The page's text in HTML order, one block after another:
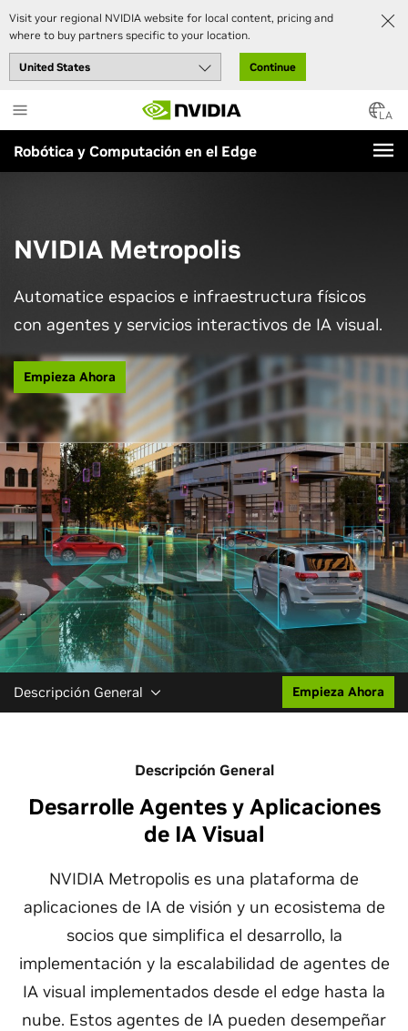
Visit your regional NVIDIA website for local content, pricing and
where to buy partners specific to your location.
Continue
to
main
content
LA
Robótica y Computación en el Edge
NVIDIA Metropolis
Automatice espacios e infraestructura físicos
con agentes y servicios interactivos de IA visual.
Empieza Ahora
Descripción General Empieza Ahora
Descripción General
Desarrolle Agentes y Aplicaciones
de IA Visual
NVIDIA Metropolis es una plataforma de
aplicaciones de IA de visión y un ecosistema de
socios que simplifica el desarrollo, la
implementación y la escalabilidad de agentes de
IA visual implementados desde el edge hasta la
nube. Estos agentes de IA pueden desempeñar